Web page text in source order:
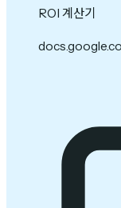
ROI 계산기